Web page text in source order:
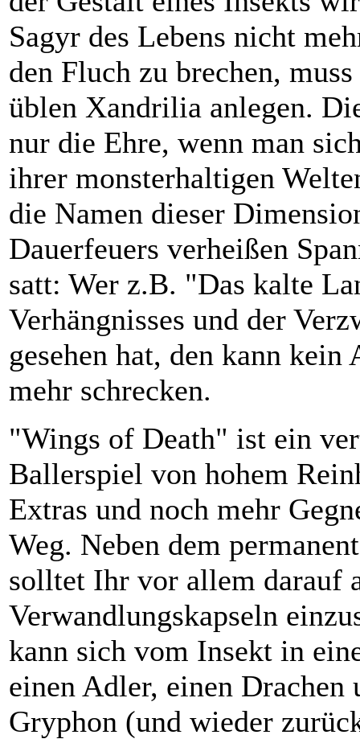
Sagyr des Lebens nicht
den Fluch zu brechen,
üblen Xandrilia anlegen.
nur die Ehre, wenn man
ihrer monsterhaltigen
die Namen dieser
Dauerfeuers verheißen
satt: Wer z.B. "Das kalte
Verhängnisses und der
gesehen hat, den kann kein
mehr schrecken.
"Wings of Death" ist ein
Ballerspiel von hohem
Extras und noch mehr
Weg. Neben dem
solltet Ihr vor allem darauf
Verwandlungskapseln
kann sich vom Insekt in
einen Adler, einen Drachen
Gryphon (und wieder